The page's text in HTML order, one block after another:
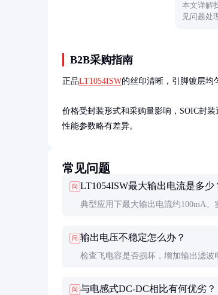
本文详解
见问题处
B2B采购指南
正品LT1054ISW的丝印清晰，引脚镀层均
价格受封装形式和采购量影响，SOIC封
性能参数略有差异。
常见问题
问 LT1054ISW最大输出电流是多少
典型应用下最大输出电流约100mA。
问 输出电压不稳定怎么办？
检查飞电容是否损坏，增加输出滤波
问 与电感式DC-DC相比有何优劣？